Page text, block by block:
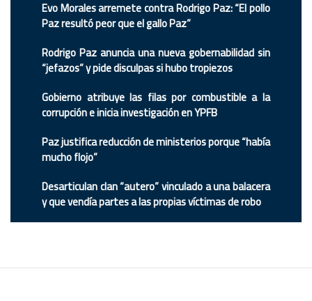
Evo Morales arremete contra Rodrigo Paz: “El pollo
Paz resultó peor que el gallo Paz”
Rodrigo Paz anuncia una nueva gobernabilidad sin
“jefazos” y pide disculpas si hubo tropiezos
Gobierno atribuye las filas por combustible a la
corrupción e inicia investigación en YPFB
Paz justifica reducción de ministerios porque “había
mucho flojo”
Desarticulan clan “autero” vinculado a una balacera
y que vendía partes a las propias víctimas de robo